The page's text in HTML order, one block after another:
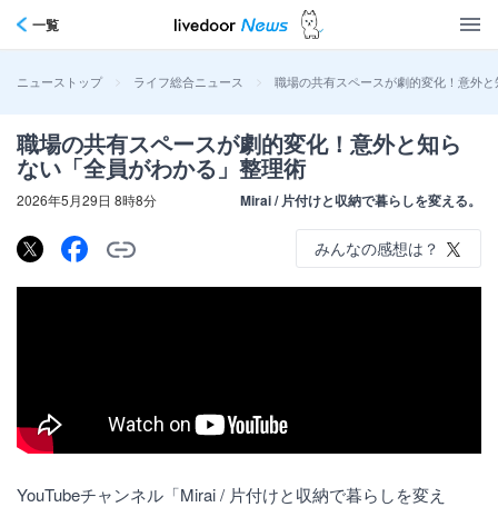
一覧
ニューストップ > ライフ総合ニュース > 職場の共有スペースが劇的変化！意外
職場の共有スペースが劇的変化！意外と知ら
ない「全員がわかる」整理術
2026年5月29日 8時8分 Mirai / 片付けと収納で暮らしを変える。
みんなの感想は？
YouTubeチャンネル「Mirai / 片付けと収納で暮らしを変え